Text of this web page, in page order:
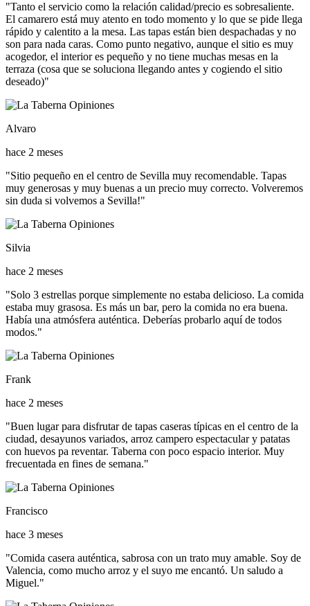
"Tanto el servicio como la relación calidad/precio es sobresaliente.
El camarero está muy atento en todo momento y lo que se pide llega
rápido y calentito a la mesa. Las tapas están bien despachadas y no
son para nada caras. Como punto negativo, aunque el sitio es muy
acogedor, el interior es pequeño y no tiene muchas mesas en la
terraza (cosa que se soluciona llegando antes y cogiendo el sitio
deseado)"
Alvaro
hace 2 meses
"Sitio pequeño en el centro de Sevilla muy recomendable. Tapas
muy generosas y muy buenas a un precio muy correcto. Volveremos
sin duda si volvemos a Sevilla!"
Silvia
hace 2 meses
"Solo 3 estrellas porque simplemente no estaba delicioso. La comida
estaba muy grasosa. Es más un bar, pero la comida no era buena.
Había una atmósfera auténtica. Deberías probarlo aquí de todos
modos."
Frank
hace 2 meses
"Buen lugar para disfrutar de tapas caseras típicas en el centro de la
ciudad, desayunos variados, arroz campero espectacular y patatas
con huevos pa reventar. Taberna con poco espacio interior. Muy
frecuentada en fines de semana."
Francisco
hace 3 meses
"Comida casera auténtica, sabrosa con un trato muy amable. Soy de
Valencia, como mucho arroz y el suyo me encantó. Un saludo a
Miguel."